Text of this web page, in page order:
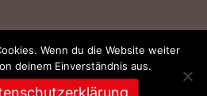
– Tous droits réservés. |
Wenn du die Website weiter
deinem Einverständnis aus.